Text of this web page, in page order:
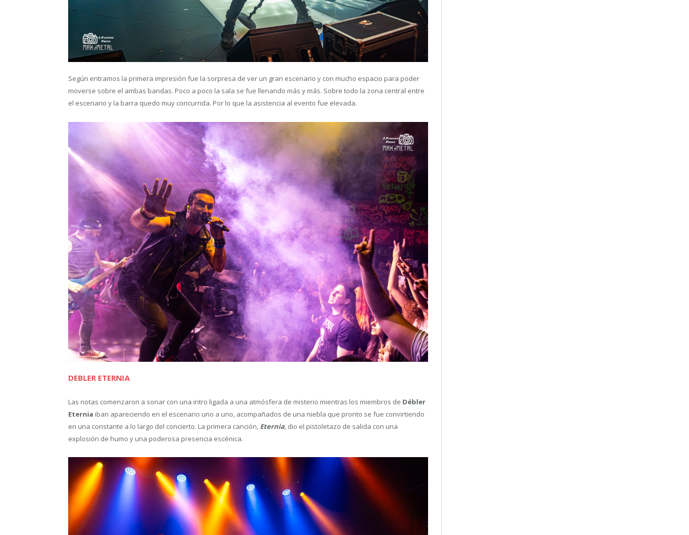
Según entramos la primera impresión fue la sorpresa de ver un gran escenario y con mucho espacio para poder
moverse sobre el ambas bandas. Poco a poco la sala se fue llenando más y más. Sobre todo la zona central entre
el escenario y la barra quedo muy concurrida. Por lo que la asistencia al evento fue elevada.
DEBLER ETERNIA
Las notas comenzaron a sonar con una intro ligada a una atmósfera de misterio mientras los miembros de Débler
Eternia iban apareciendo en el escenario uno a uno, acompañados de una niebla que pronto se fue convirtiendo
en una constante a lo largo del concierto. La primera canción, Eternia, dio el pistoletazo de salida con una
explosión de humo y una poderosa presencia escénica.